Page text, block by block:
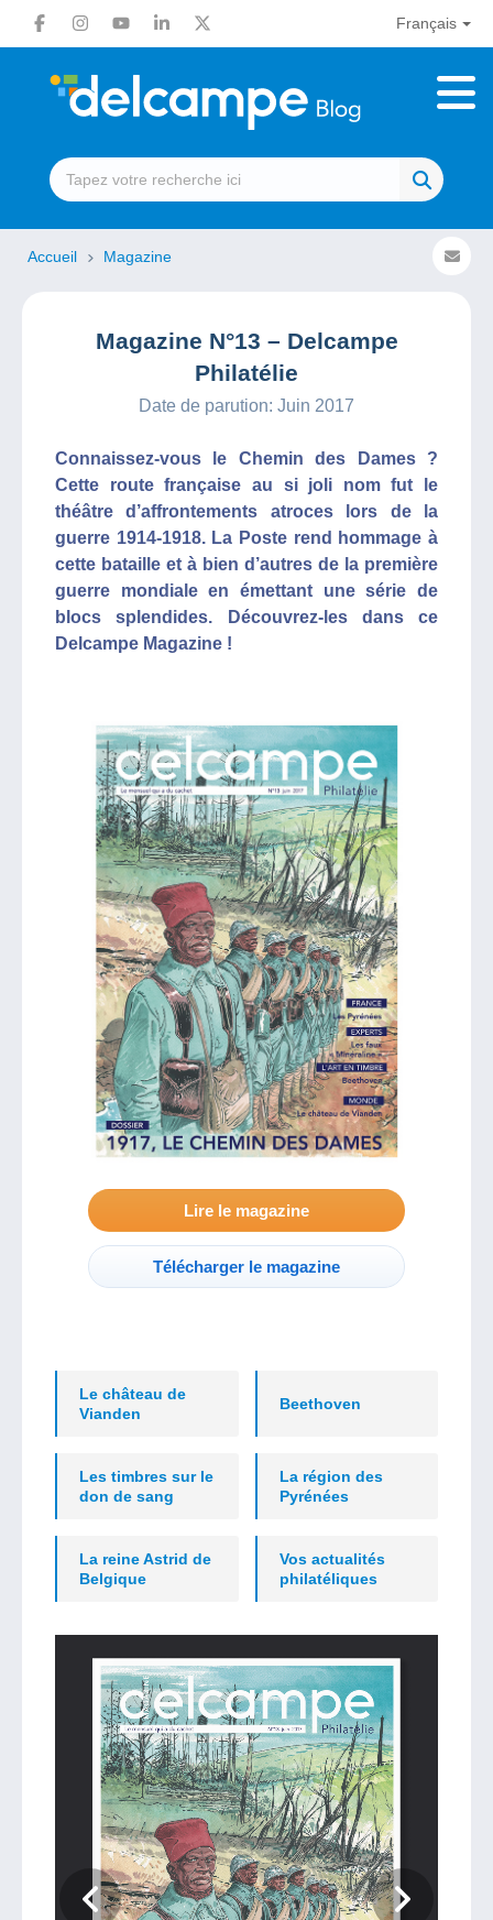
Français
Accueil Magazine
Magazine N°13 – Delcampe
Philatélie
Date de parution: Juin 2017
Connaissez-vous le Chemin des Dames ?
Cette route française au si joli nom fut le
théâtre d’affrontements atroces lors de la
guerre 1914-1918. La Poste rend hommage à
cette bataille et à bien d’autres de la première
guerre mondiale en émettant une série de
blocs splendides. Découvrez-les dans ce
Delcampe Magazine !
Lire le magazine
Télécharger le magazine
Le château de
Vianden
Beethoven
Les timbres sur le
don de sang
La région des
Pyrénées
La reine Astrid de
Belgique
Vos actualités
philatéliques